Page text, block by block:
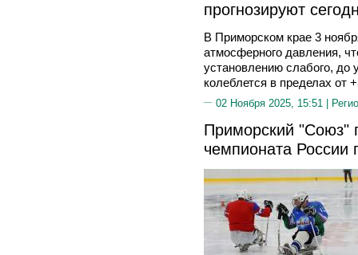
прогнозируют
В Приморском крае 3
атмосферного давления,
установлению слабого, до
колеблется в пределах от
02 Ноября 2025, 15:51 |
Приморский "Союз"
чемпионата России